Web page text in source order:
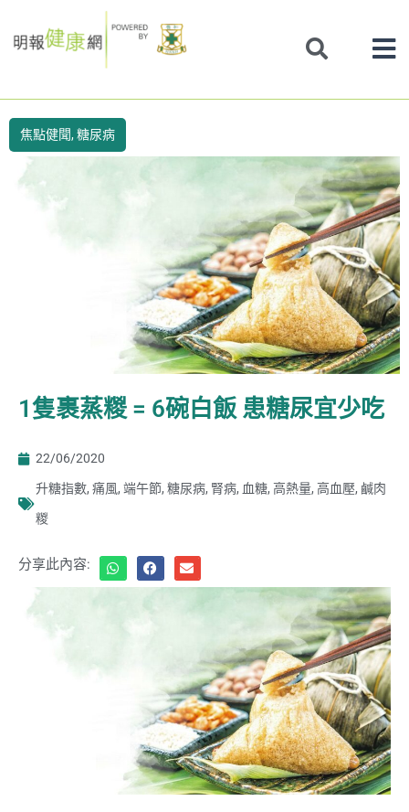
to
焦點健聞,糖尿病
1隻裹蒸糉 = 6碗白飯 患糖尿宜少吃
22/06/2020
升糖指數, 痛風, 端午節, 糖尿病, 腎病, 血糖, 高熱量, 高血壓, 鹹肉
糉
分享此內容: